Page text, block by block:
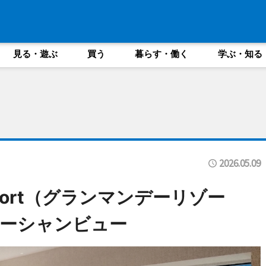
見る・遊ぶ 買う 暮らす・働く 学ぶ・知る
2026.05.09
（グランマンデーリゾー
シャンビュー